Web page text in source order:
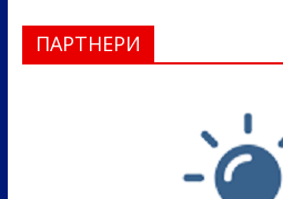
ПАРТНЕРИ